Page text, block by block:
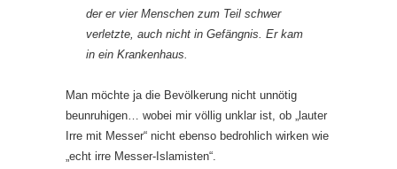
der er vier Menschen zum Teil schwer
verletzte, auch nicht in Gefängnis. Er kam
in ein Krankenhaus.
Man möchte ja die Bevölkerung nicht unnötig
beunruhigen… wobei mir völlig unklar ist, ob „lauter
Irre mit Messer“ nicht ebenso bedrohlich wirken wie
„echt irre Messer-Islamisten“.